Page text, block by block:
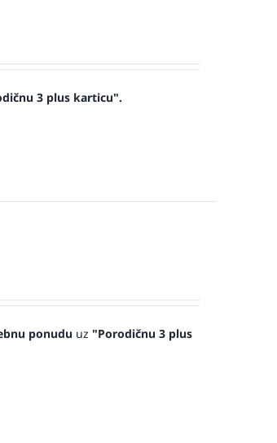
3 plus karticu".
ponudu uz "Porodičnu 3 plus